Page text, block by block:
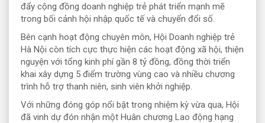
đẩy cộng đồng doanh nghiệp trẻ phát triển mạnh mẽ
trong bối cảnh hội nhập quốc tế và chuyển đổi số.
Bên cạnh hoạt động chuyên môn, Hội Doanh nghiệp trẻ
Hà Nội còn tích cực thực hiện các hoạt động xã hội, thiện
nguyện với tổng kinh phí gần 8 tỷ đồng, đồng thời triển
khai xây dựng 5 điểm trường vùng cao và nhiều chương
trình hỗ trợ thanh niên, sinh viên khởi nghiệp.
Với những đóng góp nổi bật trong nhiệm kỳ vừa qua, Hội
đã vinh dự đón nhận một Huân chương Lao động hạng